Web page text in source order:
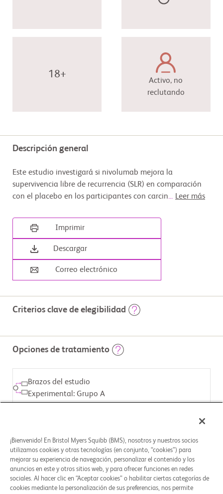
18+
Activo, no
reclutando
Descripción general
Este estudio investigará si nivolumab mejora la
supervivencia libre de recurrencia (SLR) en comparación
con el placebo en los participantes con carcin... Leer más
Imprimir
Descargar
Correo electrónico
Criterios clave de elegibilidad
el ensayo clínico de Bristol Myers Squibb, visite
www.BMSStudyConnect.com
Criterios de inclusión:
- Participantes con un primer diagnóstico de CHC que se han
sometido a una resección o ablación curativa
- Estatus de desempeño (ED) según Eastern Cooperative Oncology
Group (ECOG) de 0 o 1
Criterios de exclusión:
- CHC fibrolamelar conocido, CHC sarcomatoide o
colangiocarcinoma y CHC mixto
Opciones de tratamiento
Brazos del estudio
Experimental: Grupo A
Brazos del estudio
Comparador de placebo: Grupo B
¡Bienvenido! En Bristol Myers Squibb (BMS), nosotros y nuestros socios
utilizamos cookies y otras tecnologías (en conjunto, “cookies”) para
mejorar su experiencia de navegación, personalizar el contenido y los
anuncios en este y otros sitios web, y para ofrecer funciones en redes
sociales. Al hacer clic en “Aceptar cookies” o habilitar ciertas categorías de
cookies mediante la personalización de sus preferencias, nos permite